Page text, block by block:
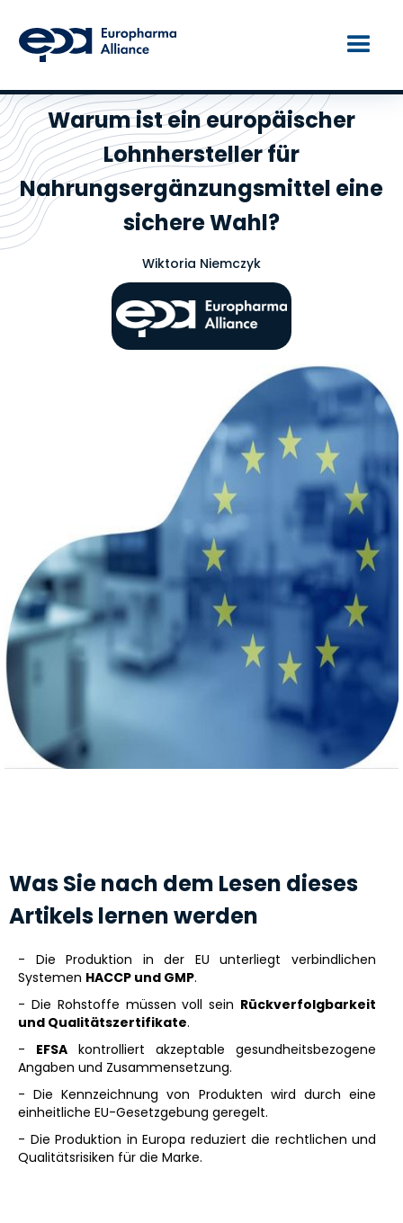
Warum ist ein europäischer
Lohnhersteller für
Nahrungsergänzungsmittel eine
sichere Wahl?
Wiktoria Niemczyk
Was Sie nach dem Lesen dieses
Artikels lernen werden
- Die Produktion in der EU unterliegt verbindlichen
Systemen HACCP und GMP.
- Die Rohstoffe müssen voll sein Rückverfolgbarkeit
und Qualitätszertifikate.
- EFSA kontrolliert akzeptable gesundheitsbezogene
Angaben und Zusammensetzung.
- Die Kennzeichnung von Produkten wird durch eine
einheitliche EU-Gesetzgebung geregelt.
- Die Produktion in Europa reduziert die rechtlichen und
Qualitätsrisiken für die Marke.